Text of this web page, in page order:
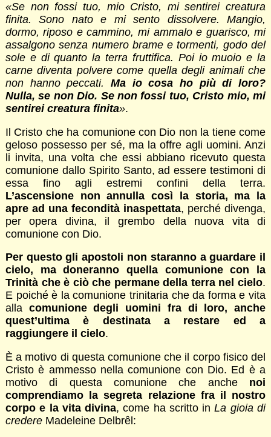
«Se non fossi tuo, mio Cristo, mi sentirei creatura
finita. Sono nato e mi sento dissolvere. Mangio,
dormo, riposo e cammino, mi ammalo e guarisco, mi
assalgono senza numero brame e tormenti, godo del
sole e di quanto la terra fruttifica. Poi io muoio e la
carne diventa polvere come quella degli animali che
non hanno peccati. Ma io cosa ho più di loro?
Nulla, se non Dio. Se non fossi tuo, Cristo mio, mi
sentirei creatura finita».
Il Cristo che ha comunione con Dio non la tiene come
geloso possesso per sé, ma la offre agli uomini. Anzi
li invita, una volta che essi abbiano ricevuto questa
comunione dallo Spirito Santo, ad essere testimoni di
essa fino agli estremi confini della terra.
L’ascensione non annulla così la storia, ma la
apre ad una fecondità inaspettata, perché divenga,
per opera divina, il grembo della nuova vita di
comunione con Dio.
Per questo gli apostoli non staranno a guardare il
cielo, ma doneranno quella comunione con la
Trinità che è ciò che permane della terra nel cielo.
E poiché è la comunione trinitaria che da forma e vita
alla comunione degli uomini fra di loro, anche
quest’ultima è destinata a restare ed a
raggiungere il cielo.
È a motivo di questa comunione che il corpo fisico del
Cristo è ammesso nella comunione con Dio. Ed è a
motivo di questa comunione che anche noi
comprendiamo la segreta relazione fra il nostro
corpo e la vita divina, come ha scritto inLa gioia di
credereMadeleine Delbrêl: